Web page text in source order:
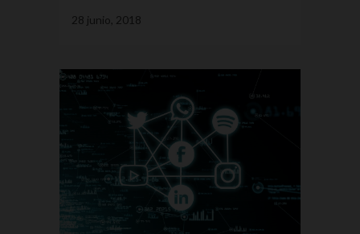
28 junio, 2018